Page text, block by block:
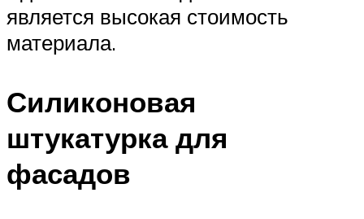
является высокая стоимость
материала.
Силиконовая
штукатурка для
фасадов